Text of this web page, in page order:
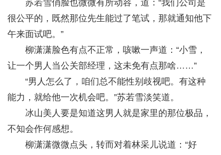
苏若雪俏脸也微微有所动容，道：“我们公司是
很公平的，既然那位先生能过了笔试，那就通知他下
午来面试吧。”
柳潇潇脸色有点不正常，咳嗽一声道：“小雪，
让一个男人当公关部经理，这未免有点那啥……”
“男人怎么了，咱们总不能性别歧视吧。有这种
能力，就给他一次机会吧。”苏若雪淡笑道。
冰山美人要是知道这男人就是家里的那位极品，
不知会作何感想。
柳潇潇微微点头，转而对着林采儿说道：“好